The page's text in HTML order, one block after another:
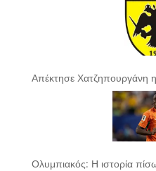
Απέκτησε Χατζηπουργάνη
Ολυμπιακός: Η ιστορία